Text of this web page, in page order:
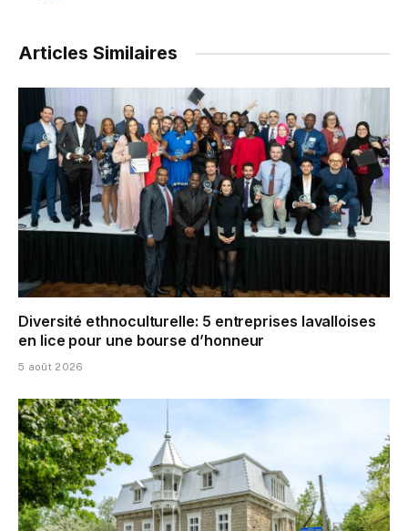
Articles Similaires
Diversité ethnoculturelle: 5 entreprises lavalloises
en lice pour une bourse d’honneur
5 août 2026